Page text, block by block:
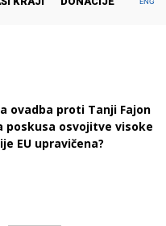
ovadba proti Tanji Fajon
poskusa osvojitve visoke
EU upravičena?